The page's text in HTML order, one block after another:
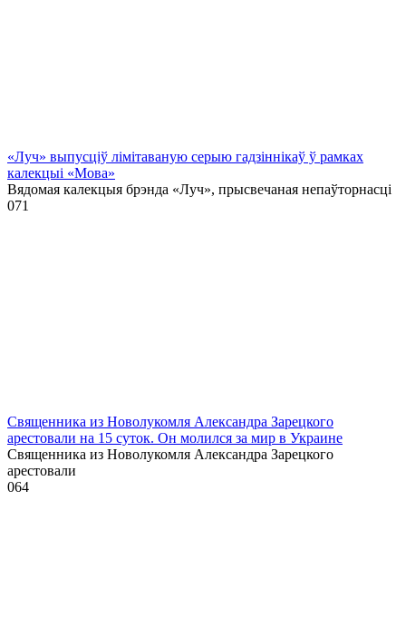
«Луч» выпусціў лiмiтаваную серыю гадзіннікаў ў рамках
калекцыі «Мова»
Вядомая калекцыя брэнда «Луч», прысвечаная непаўторнасці
071
Священника из Новолукомля Александра Зарецкого
арестовали на 15 суток. Он молился за мир в Украине
Священника из Новолукомля Александра Зарецкого
арестовали
064